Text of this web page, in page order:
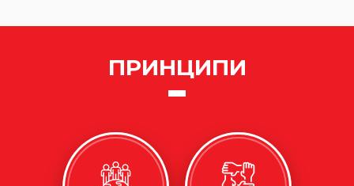
ПРИНЦИПИ